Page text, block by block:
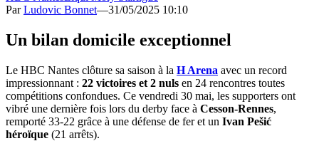
ParLudovic Bonnet—31/05/2025 10:10
Un bilan domicile exceptionnel
Le HBC Nantes clôture sa saison à la H Arena avec un record
impressionnant : 22 victoires et 2 nuls en 24 rencontres toutes
compétitions confondues. Ce vendredi 30 mai, les supporters ont
vibré une dernière fois lors du derby face à Cesson-Rennes,
remporté 33-22 grâce à une défense de fer et un Ivan Pešić
héroïque (21 arrêts).